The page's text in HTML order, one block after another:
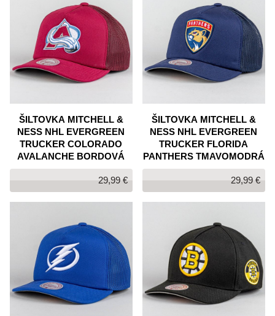
ŠILTOVKA MITCHELL &
NESS NHL EVERGREEN
TRUCKER COLORADO
AVALANCHE BORDOVÁ
29,99 €
ŠILTOVKA MITCHELL &
NESS NHL EVERGREEN
TRUCKER FLORIDA
PANTHERS TMAVOMODRÁ
29,99 €